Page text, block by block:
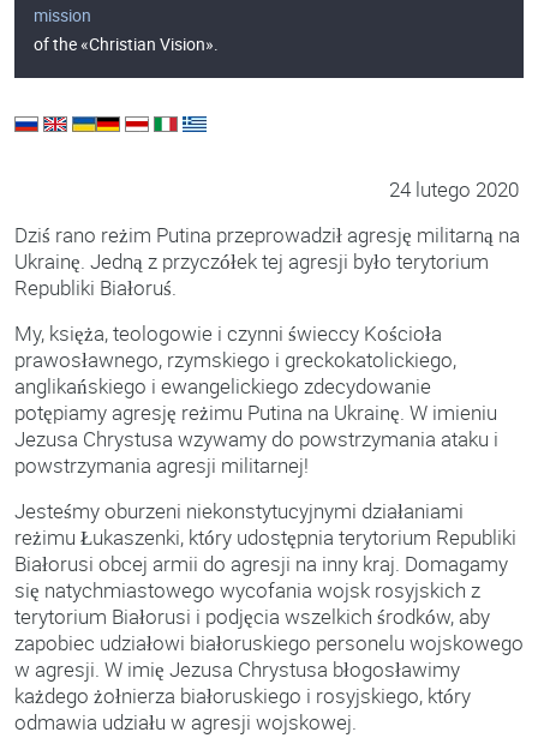
mission
of the «Christian Vision».
24 lutego 2020
Dziś rano reżim Putina przeprowadził agresję militarną na
Ukrainę. Jedną z przyczółek tej agresji było terytorium
Republiki Białoruś.
My, księża, teologowie i czynni świeccy Kościoła
prawosławnego, rzymskiego i greckokatolickiego,
anglikańskiego i ewangelickiego zdecydowanie
potępiamy agresję reżimu Putina na Ukrainę. W imieniu
Jezusa Chrystusa wzywamy do powstrzymania ataku i
powstrzymania agresji militarnej!
Jesteśmy oburzeni niekonstytucyjnymi działaniami
reżimu Łukaszenki, który udostępnia terytorium Republiki
Białorusi obcej armii do agresji na inny kraj. Domagamy
się natychmiastowego wycofania wojsk rosyjskich z
terytorium Białorusi i podjęcia wszelkich środków, aby
zapobiec udziałowi białoruskiego personelu wojskowego
w agresji. W imię Jezusa Chrystusa błogosławimy
każdego żołnierza białoruskiego i rosyjskiego, który
odmawia udziału w agresji wojskowej.